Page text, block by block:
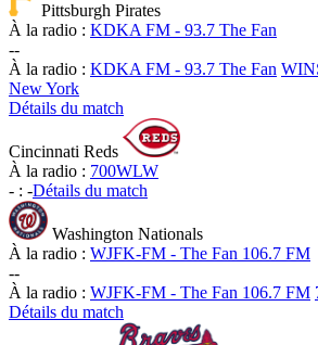
Pittsburgh Pirates
À la radio : KDKA FM - 93.7 The Fan
--
À la radio : KDKA FM - 93.7 The Fan
New York
Détails du match
Cincinnati Reds
À la radio : 700WLW
- : -Détails du match
Washington Nationals
À la radio : WJFK-FM - The Fan 106.7 FM
--
À la radio : WJFK-FM - The Fan 106.7 FM
Détails du match